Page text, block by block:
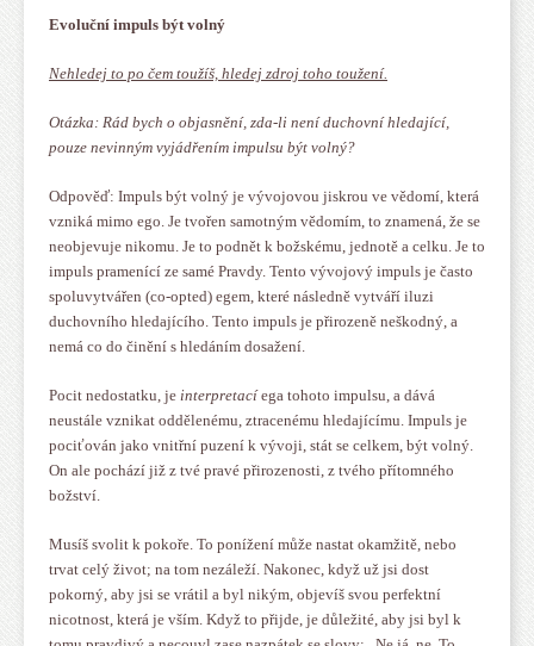
Evoluční impuls být volný
Nehledej to po čem toužíš, hledej zdroj toho toužení.
Otázka: Rád bych o objasnění, zda-li není duchovní hledající,
pouze nevinným vyjádřením impulsu být volný?
Odpověď: Impuls být volný je vývojovou jiskrou ve vědomí, která
vzniká mimo ego. Je tvořen samotným vědomím, to znamená, že se
neobjevuje nikomu. Je to podnět k božskému, jednotě a celku. Je to
impuls pramenící ze samé Pravdy. Tento vývojový impuls je často
spoluvytvářen (co-opted) egem, které následně vytváří iluzi
duchovního hledajícího. Tento impuls je přirozeně neškodný, a
nemá co do činění s hledáním dosažení.
Pocit nedostatku, je interpretacíega tohoto impulsu, a dává
neustále vznikat oddělenému, ztracenému hledajícímu. Impuls je
pociťován jako vnitřní puzení k vývoji, stát se celkem, být volný.
On ale pochází již z tvé pravé přirozenosti, z tvého přítomného
božství.
Musíš svolit k pokoře. To ponížení může nastat okamžitě, nebo
trvat celý život; na tom nezáleží. Nakonec, když už jsi dost
pokorný, aby jsi se vrátil a byl nikým, objevíš svou perfektní
nicotnost, která je vším. Když to přijde, je důležité, aby jsi byl k